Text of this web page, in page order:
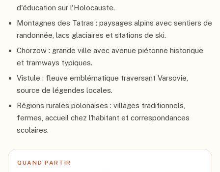
d'éducation sur l'Holocauste.
Montagnes des Tatras : paysages alpins avec sentiers de
randonnée, lacs glaciaires et stations de ski.
Chorzow : grande ville avec avenue piétonne historique
et tramways typiques.
Vistule : fleuve emblématique traversant Varsovie,
source de légendes locales.
Régions rurales polonaises : villages traditionnels,
fermes, accueil chez l'habitant et correspondances
scolaires.
QUAND PARTIR